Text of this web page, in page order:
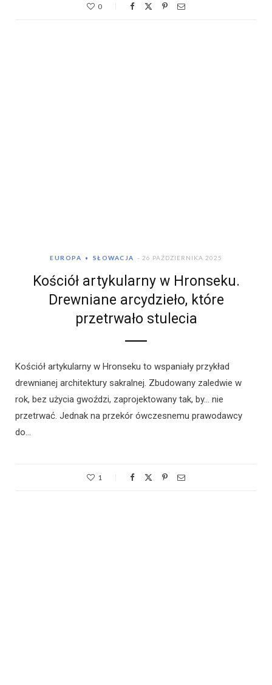
0
EUROPA SŁOWACJA 26 PAŹDZIERNIKA 2025
Kościół artykularny w Hronseku.
Drewniane arcydzieło, które
przetrwało stulecia
Kościół artykularny w Hronseku to wspaniały przykład
drewnianej architektury sakralnej. Zbudowany zaledwie w
rok, bez użycia gwoździ, zaprojektowany tak, by… nie
przetrwać. Jednak na przekór ówczesnemu prawodawcy
do…
1